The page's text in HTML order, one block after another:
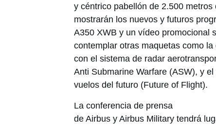
y céntrico pabellón de 2.500
mostrarán los nuevos y futuros
A350 XWB y un vídeo promocional
contemplar otras maquetas como
con el sistema de radar
Anti Submarine Warfare (ASW), y
vuelos del futuro (Future of Flight).
La conferencia de prensa
de Airbus y Airbus Military tendrá